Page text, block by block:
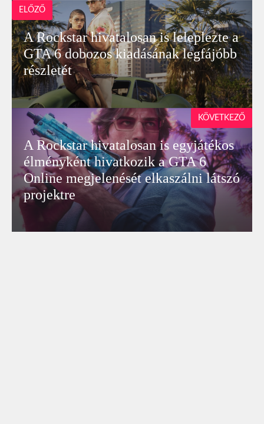
ELŐZŐ
A Rockstar hivatalosan is leleplezte a
GTA 6 dobozos kiadásának legfájóbb
részletét
A Rockstar hivatalosan is egyjátékos
élményként hivatkozik a GTA 6
Online megjelenését elkaszálni látszó
projektre
KÖVETKEZŐ